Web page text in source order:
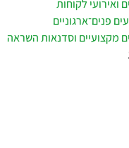
ואירועי לקוחות
פנים־ארגוניים
מקצועיים וסדנאות השראה